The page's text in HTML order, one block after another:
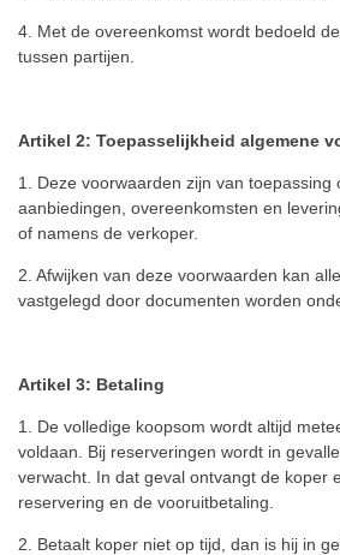
4. Met de overeenkomst wordt bedoeld
tussen partijen.
Artikel 2: Toepasselijkheid algemene
1. Deze voorwaarden zijn van toepassing
aanbiedingen, overeenkomsten en
of namens de verkoper.
2. Afwijken van deze voorwaarden kan
vastgelegd door documenten worden
Artikel 3: Betaling
1. De volledige koopsom wordt altijd
voldaan. Bij reserveringen wordt in
verwacht.
In dat geval ontvangt de koper
reservering en de vooruitbetaling.
2. Betaalt koper niet op tijd, dan is hij in